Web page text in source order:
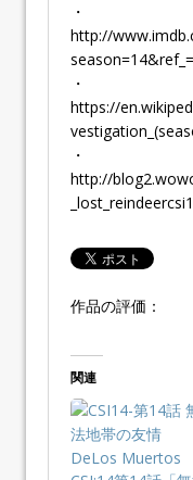
・
http://
・
https://
・
http://
作品の評価：
関連